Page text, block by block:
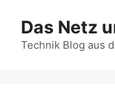
Inhalt
springen
Das Netz
Technik Blog aus